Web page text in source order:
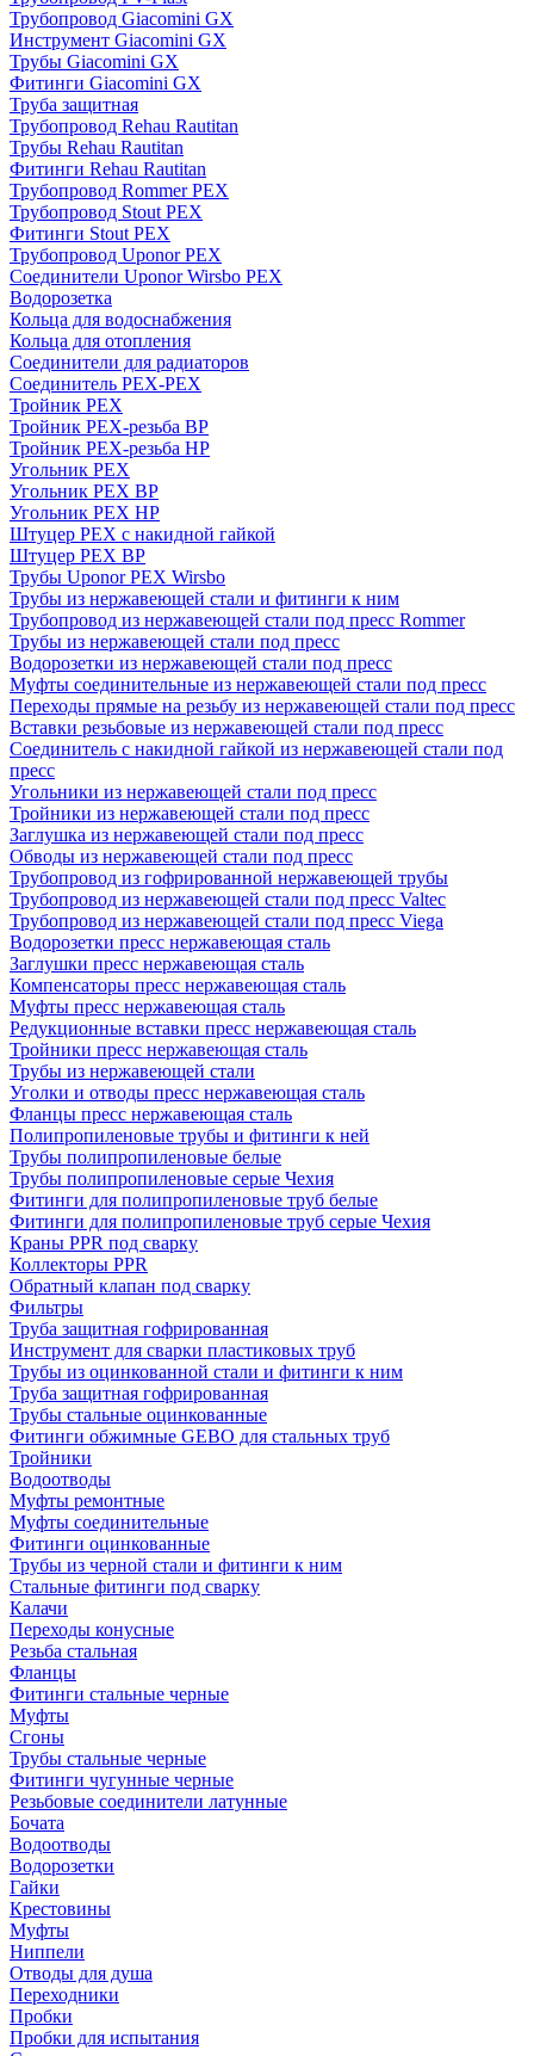
Трубопровод Giacomini GX
Инструмент Giacomini GX
Трубы Giacomini GX
Фитинги Giacomini GX
Труба защитная
Трубопровод Rehau Rautitan
Трубы Rehau Rautitan
Фитинги Rehau Rautitan
Трубопровод Rommer PEX
Трубопровод Stout PEX
Фитинги Stout PEX
Трубопровод Uponor PEX
Соединители Uponor Wirsbo PEX
Водорозетка
Кольца для водоснабжения
Кольца для отопления
Соединители для радиаторов
Соединитель PEX-PEX
Тройник PEX
Тройник PEX-резьба ВР
Тройник PEX-резьба НР
Угольник PEX
Угольник PEX ВР
Угольник PEX НР
Штуцер PEX c накидной гайкой
Штуцер PEX ВР
Трубы Uponor PEX Wirsbo
Трубы из нержавеющей стали и фитинги к ним
Трубопровод из нержавеющей стали под пресс Rommer
Трубы из нержавеющей стали под пресс
Водорозетки из нержавеющей стали под пресс
Муфты соединительные из нержавеющей стали под пресс
Переходы прямые на резьбу из нержавеющей стали под пресс
Вставки резьбовые из нержавеющей стали под пресс
Соединитель с накидной гайкой из нержавеющей стали под
пресс
Угольники из нержавеющей стали под пресс
Тройники из нержавеющей стали под пресс
Заглушка из нержавеющей стали под пресс
Обводы из нержавеющей стали под пресс
Трубопровод из гофрированной нержавеющей трубы
Трубопровод из нержавеющей стали под пресс Valtec
Трубопровод из нержавеющей стали под пресс Viega
Водорозетки пресс нержавеющая сталь
Заглушки пресс нержавеющая сталь
Компенсаторы пресс нержавеющая сталь
Муфты пресс нержавеющая сталь
Редукционные вставки пресс нержавеющая сталь
Тройники пресс нержавеющая сталь
Трубы из нержавеющей стали
Уголки и отводы пресс нержавеющая сталь
Фланцы пресс нержавеющая сталь
Полипропиленовые трубы и фитинги к ней
Трубы полипропиленовые белые
Трубы полипропиленовые серые Чехия
Фитинги для полипропиленовые труб белые
Фитинги для полипропиленовые труб серые Чехия
Краны PPR под сварку
Коллекторы PPR
Обратный клапан под сварку
Фильтры
Труба защитная гофрированная
Инструмент для сварки пластиковых труб
Трубы из оцинкованной стали и фитинги к ним
Труба защитная гофрированная
Трубы стальные оцинкованные
Фитинги обжимные GEBO для стальных труб
Тройники
Водоотводы
Муфты ремонтные
Муфты соединительные
Фитинги оцинкованные
Трубы из черной стали и фитинги к ним
Стальные фитинги под сварку
Калачи
Переходы конусные
Резьба стальная
Фланцы
Фитинги стальные черные
Муфты
Сгоны
Трубы стальные черные
Фитинги чугунные черные
Резьбовые соединители латунные
Бочата
Водоотводы
Водорозетки
Гайки
Крестовины
Муфты
Ниппели
Отводы для душа
Переходники
Пробки
Пробки для испытания